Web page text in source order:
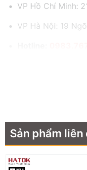
VP Hồ Chí Minh:
VP Hà Nội: 19
Sản phẩm liên